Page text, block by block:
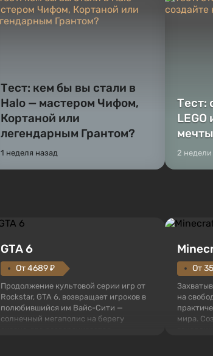
Тест: кем бы вы стали в
Halo — мастером Чифом,
Кортаной или
легендарным Грантом?
1 неделя назад
Тест:
LEGO
мечты
2 недели
GTA 6
От 4689 ₽
Продолжение культовой серии игр от
Rockstar, GTA 6, возвращает игроков в
полюбившийся им Вайс-Сити —
солнечный мегаполис на берегу
От
на
мира.